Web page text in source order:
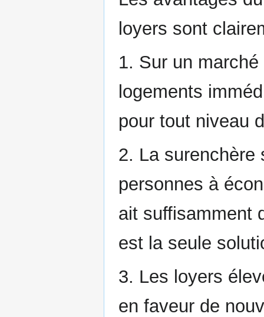
loyers sont
1. Sur un
logements
pour tout niveau
2. La surenchère
personnes à
ait suffisamment
est la seule
3. Les loyers
en faveur de